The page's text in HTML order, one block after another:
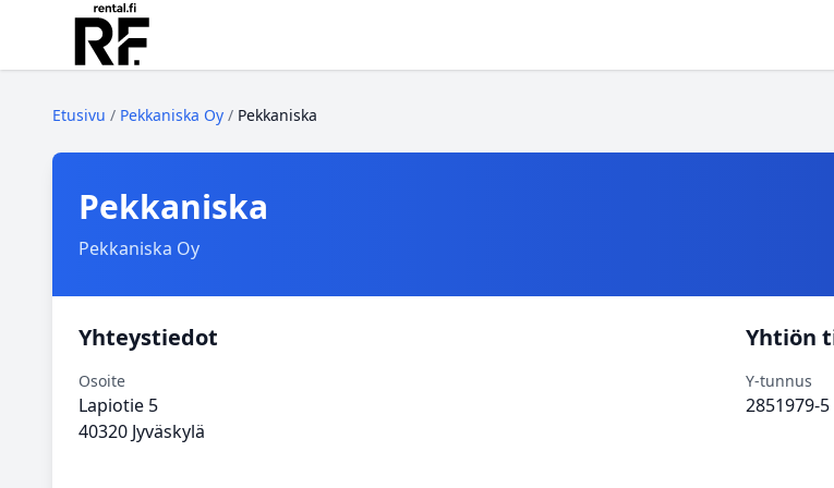
Etusivu / Pekkaniska Oy / Pekkaniska
Pekkaniska
Pekkaniska Oy
Yhteystiedot
Osoite
Lapiotie 5
40320 Jyväskylä
Yhtiön
Y-tunnus
2851979-5